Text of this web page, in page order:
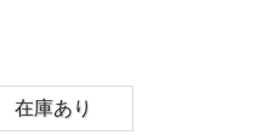
ヴィ） 4ステップで腹ヤセ
用M
在庫あり